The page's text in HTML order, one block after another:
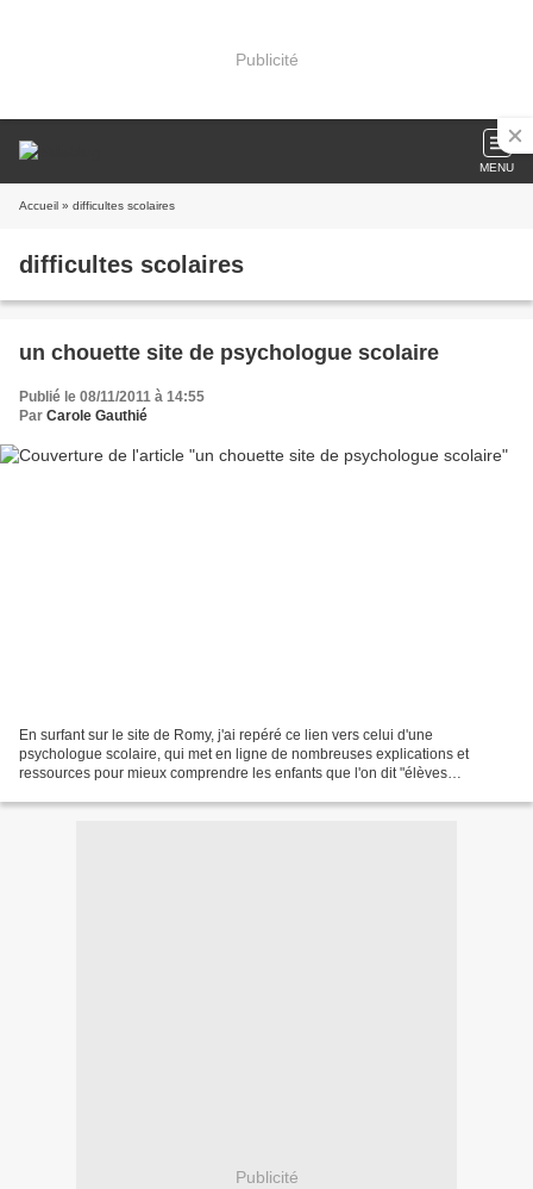
Publicité
MENU
Accueil » difficultes scolaires
difficultes scolaires
un chouette site de psychologue scolaire
Publié le 08/11/2011 à 14:55
Par Carole Gauthié
En surfant sur le site de Romy, j'ai repéré ce lien vers celui d'une
psychologue scolaire, qui met en ligne de nombreuses explications et
ressources pour mieux comprendre les enfants que l'on dit "élèves
Publicité